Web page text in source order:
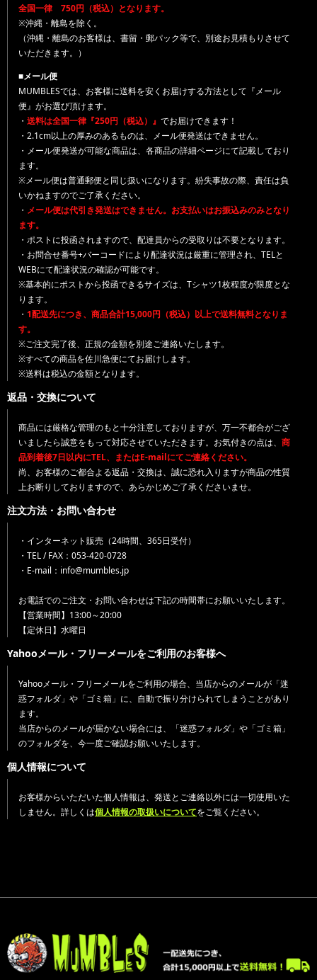
全国一律 750円（税込）となります。
※沖縄・離島を除く。
（沖縄・離島のお客様は、書留・郵パック等で、別途お見積もりさせて
いただきます。）
■メール便
MUMBLESでは、お客様に送料を安くお届けする方法として『メール
便』がお選び頂けます。
・ 送料は全国一律『250円（税込）』 でお届けできます！
・2.1cm以上の厚みのあるものは、メール便発送はできません。
・メール便発送が可能な商品は、各商品の詳細ページにて記載しており
ます。
※メール便は普通郵便と同じ扱いになります。紛失事故の際、責任は負
いかねますのでご了承ください。
・ メール便は代引き発送はできません。お支払いはお振込みのみとなり
ます。
・ポストに投函されますので、配達員からの受取りは不要となります。
・お問合せ番号+バーコードにより配達状況は厳重に管理され、TELと
WEBにて配達状況の確認が可能です。
※基本的にポストから投函できるサイズは、Tシャツ1枚程度が限度とな
ります。
・ 1配送先につき、商品合計15,000円（税込）以上で送料無料となりま
す。
※ご注文完了後、正規の金額を別途ご連絡いたします。
※すべての商品を佐川急便にてお届けします。
※送料は税込の金額となります。
返品・交換について
商品には厳格な管理のもと十分注意しておりますが、万一不都合がござ
いましたら誠意をもって対応させていただきます。お気付きの点は、 商
品到着後7日以内にTEL、またはE-mailにてご連絡ください。
尚、お客様のご都合よる返品・交換は、誠に恐れ入りますが商品の性質
上お断りしておりますので、あらかじめご了承くださいませ。
注文方法・お問い合わせ
・インターネット販売（24時間、365日受付）
・TEL / FAX：053-420-0728
・E-mail：info@mumbles.jp
お電話でのご注文・お問い合わせは下記の時間帯にお願いいたします。
【営業時間】13:00～20:00
【定休日】水曜日
Yahooメール・フリーメールをご利用のお客様へ
Yahooメール・フリーメールをご利用の場合、当店からのメールが「迷
惑フォルダ」や「ゴミ箱」に、自動で振り分けられてしまうことがあり
ます。
当店からのメールが届かない場合には、「迷惑フォルダ」や「ゴミ箱」
のフォルダを、今一度ご確認お願いいたします。
個人情報について
お客様からいただいた個人情報は、発送とご連絡以外には一切使用いた
しません。詳しくは個人情報の取扱いについてをご覧ください。